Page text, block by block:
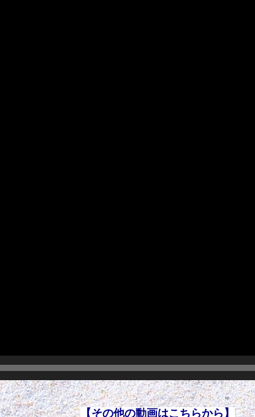
【その他の動画はこちらから】